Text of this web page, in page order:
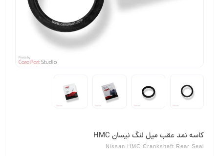
کاسه نمد عقب میل لنگ نیسان HMC
Nissan HMC Crankshaft Rear Seal